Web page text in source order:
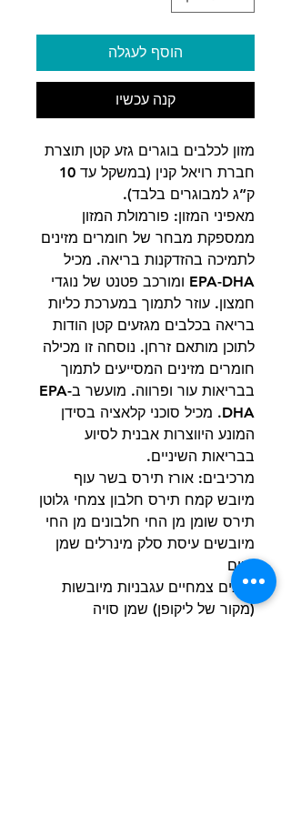
הוסף לעגלה
קנה עכשיו
מזון לכלבים בוגרים גזע קטן תוצרת
חברת רויאל קנין (במשקל עד 10
ק”ג למבוגרים בלבד).
מאפיני המזון: פורמולת המזון
ממספקת מבחר של חומרים מזינים
לתמיכה בהזדקנות בריאה. מכיל
EPA-DHA ומורכב פטנט של נוגדי
חמצון. עוזר לתמוך במערכת כליות
בריאה בכלבים מגזעים קטן הודות
לתוכן מותאם זרחן. נוסחה זו מכילה
חומרים מזינים המסייעים לתמוך
בבריאות עור ופרווה. מועשר בEPA-
DHA. מכיל סוכני קלאציה בסידן
המונע היווצרות אבנית לסיוע
בבריאות השיניים.
מרכיבים: אורז תירס בשר עוף
מיובש קמח תירס חלבון צמחי גלוטן
תירס שומן מן החי חלבונים מן החי
מיובשים עיסת סלק מינרלים שמן
דגים
סיבים צמחיים עגבניות מיובשות
(מקור של ליקופן) שמן סויה